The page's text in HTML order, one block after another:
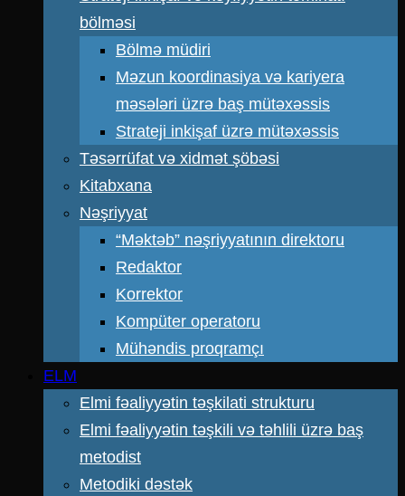
bölməsi
Bölmə müdiri
Məzun koordinasiya və kariyera
məsələri üzrə baş mütəxəssis
Strateji inkişaf üzrə mütəxəssis
Təsərrüfat və xidmət şöbəsi
Kitabxana
Nəşriyyat
“Məktəb” nəşriyyatının direktoru
Redaktor
Korrektor
Kompüter operatoru
Mühəndis proqramçı
ELM
Elmi fəaliyyətin təşkilati strukturu
Elmi fəaliyyətin təşkili və təhlili üzrə baş
metodist
Metodiki dəstək